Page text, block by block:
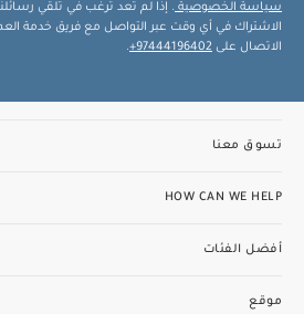
سياسة الخصوصية . إذا لم تعد ترغب في تلقي
الاشتراك في أي وقت عبر التواصل مع فريق خدمة
الاتصال على 97444196402+
.
تسوق معنا
HOW CAN WE HELP
أفضل الفئات
موقع